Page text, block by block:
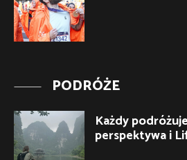
PODRÓŻE
Każdy
perspektywa i